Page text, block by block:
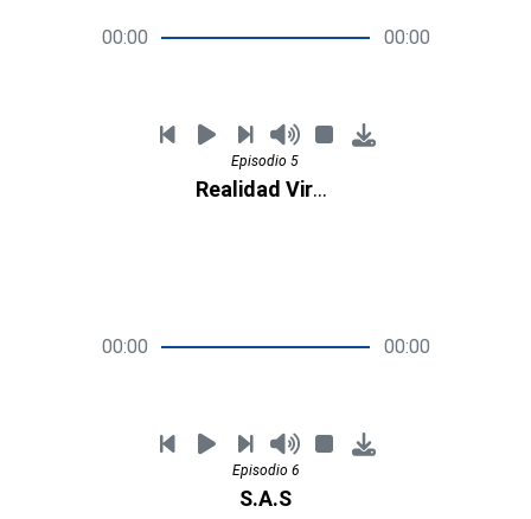
00:00 00:00
Episodio 5
Realidad Virtual
00:00 00:00
Episodio 6
S.A.S